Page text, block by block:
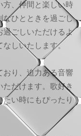
方、仲間と楽しい時
なひとときを過ごし
過ごしいただけるよ
しいたします。
おり、迫力ある音響
ただけます。歌好き
たい時にもぴったり